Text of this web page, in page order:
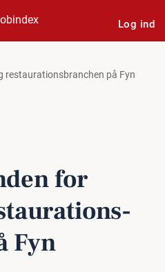
Log ind
restaurationsbranchen på Fyn
for
Fyn